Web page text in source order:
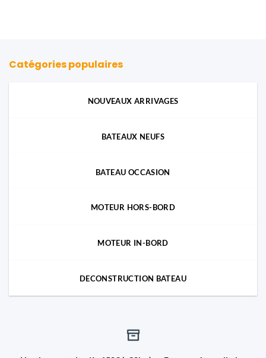
Catégories populaires
NOUVEAUX ARRIVAGES
BATEAUX NEUFS
BATEAU OCCASION
MOTEUR HORS-BORD
MOTEUR IN-BORD
DECONSTRUCTION BATEAU